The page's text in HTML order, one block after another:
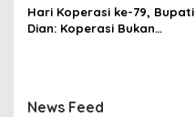
Hari Koperasi ke-79, Bupati
Dian: Koperasi Bukan
News Feed